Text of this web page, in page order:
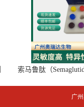
索马鲁肽（
广